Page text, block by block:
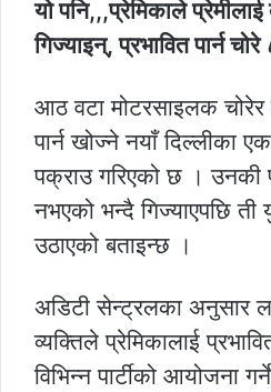
यो पनि,,,प्रेमिकाले
गिज्याइन्, प्रभावित पार्न
आठ वटा मोटरसाइलक चोरेर
पार्न खोज्ने नयाँ दिल्लीका
पक्राउ गरिएको छ । उनकी
नभएको भन्दै गिज्याएपछि
उठाएको बताइन्छ ।
अडिटी सेन्ट्रलका अनुसार
व्यक्तिले प्रेमिकालाई
विभिन्न पार्टीको आयोजना